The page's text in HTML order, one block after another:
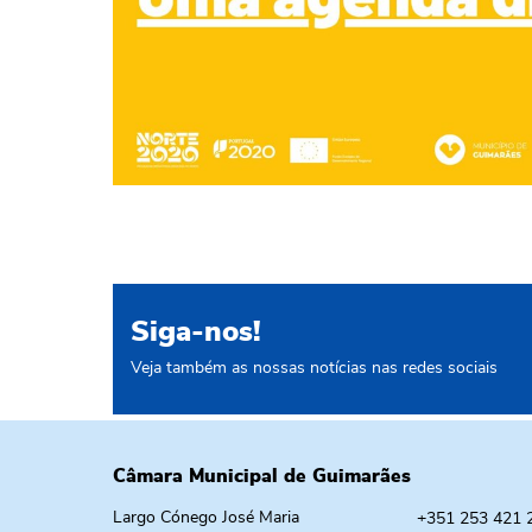
Siga-nos!
Veja também as nossas notícias nas redes sociais
Câmara Municipal de Guimarães
Largo Cónego José Maria +351 253 421